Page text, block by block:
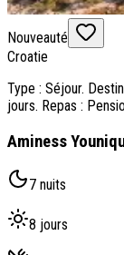
Nouveauté
Croatie
Type : Séjour.
jours. Repas :
Aminess
7 nuits
8 jours